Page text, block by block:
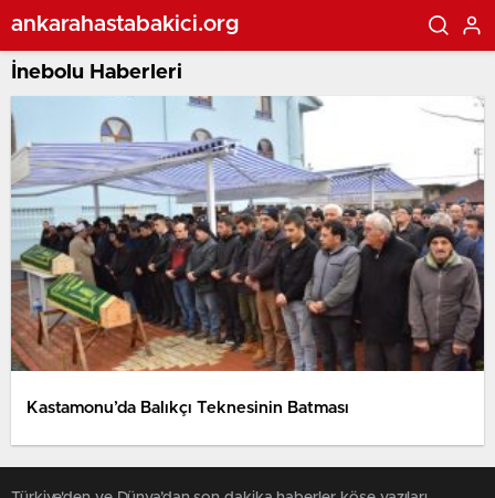
ankarahastabakici.org
İnebolu Haberleri
Kastamonu’da Balıkçı Teknesinin Batması